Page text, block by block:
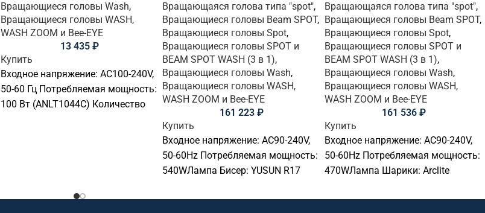
Вращающиеся головы Wash,
Вращающиеся головы WASH,
WASH ZOOM и Bee-EYE
13 435 ₽
Купить
Входное напряжение: AC100-240V,
50-60 Гц Потребляемая мощность:
100 Вт (ANLT1044C) Количество
Вращающаяся голова типа "spot",
Вращающиеся головы Beam SPOT,
Вращающиеся головы Spot,
Вращающиеся головы SPOT и
BEAM SPOT WASH (3 в 1),
Вращающиеся головы Wash,
Вращающиеся головы WASH,
WASH ZOOM и Bee-EYE
161 223₽
Купить
Входное напряжение: AC90-240V,
50-60Hz Потребляемая мощность:
540WЛампа Бисер: YUSUN R17
управления: DMX 512,
Вращающаяся голова типа "spot",
Вращающиеся головы Beam SPOT,
Вращающиеся головы Spot,
Вращающиеся головы SPOT и
BEAM SPOT WASH (3 в 1),
Вращающиеся головы Wash,
Вращающиеся головы WASH,
WASH ZOOM и Bee-EYE
161 536₽
Купить
Входное напряжение: AC90-240V,
50-60Hz Потребляемая мощность:
470WЛампа Шарики: Arclite
управления: DMX 512,